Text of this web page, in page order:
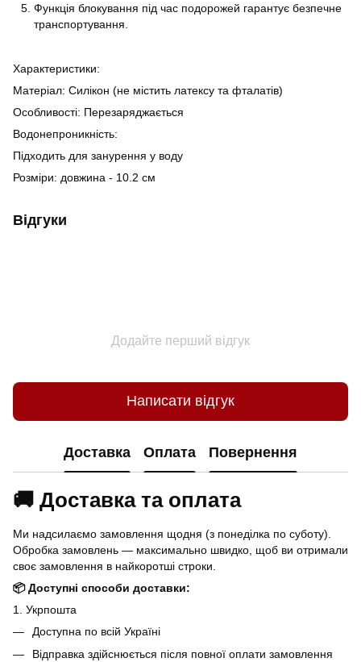
Функція блокування під час подорожей гарантує безпечне
транспортування.
Характеристики:
Матеріал: Силікон (не містить латексу та фталатів)
Особливості: Перезаряджається
Водонепроникність:
Підходить для занурення у воду
Розміри: довжина - 10.2 см
Відгуки
Додайте перший відгук
Написати відгук
Доставка Оплата Повернення
🚚 Доставка та оплата
Ми надсилаємо замовлення щодня (з понеділка по суботу).
Обробка замовлень — максимально швидко, щоб ви отримали
своє замовлення в найкоротші строки.
📦 Доступні способи доставки:
1. Укрпошта
Доступна по всій Україні
Відправка здійснюється після повної оплати замовлення